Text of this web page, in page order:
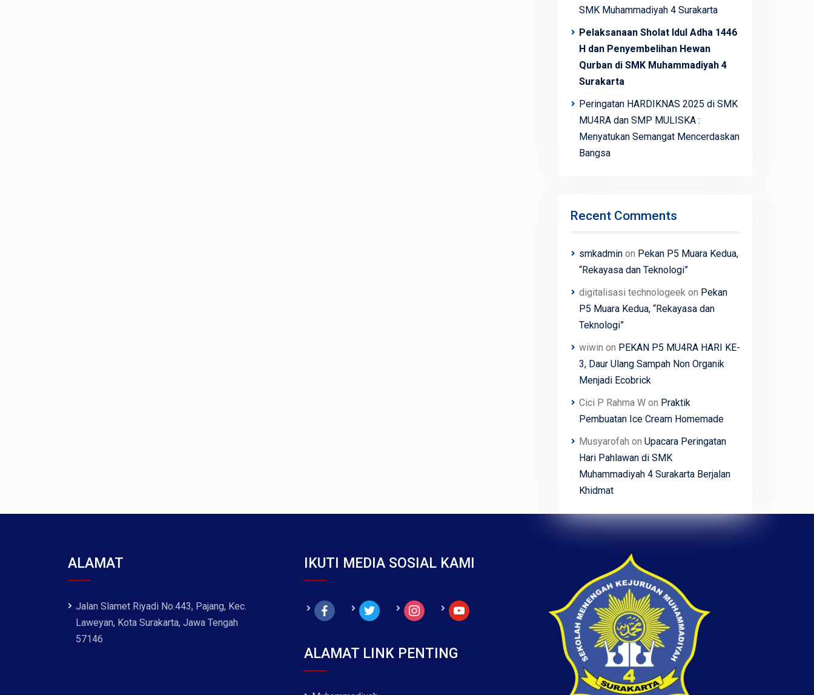
SMK Muhammadiyah 4 Surakarta
Pelaksanaan Sholat Idul Adha 1446
H dan Penyembelihan Hewan
Qurban di SMK Muhammadiyah 4
Surakarta
Peringatan HARDIKNAS 2025 di SMK
MU4RA dan SMP MULISKA :
Menyatukan Semangat Mencerdaskan
Bangsa
Recent Comments
smkadmin on Pekan P5 Muara Kedua,
“Rekayasa dan Teknologi”
digitalisasi technologeek on Pekan
P5 Muara Kedua, “Rekayasa dan
Teknologi”
wiwin on PEKAN P5 MU4RA HARI KE-
3, Daur Ulang Sampah Non Organik
Menjadi Ecobrick
Cici P Rahma W on Praktik
Pembuatan Ice Cream Homemade
Musyarofah on Upacara Peringatan
Hari Pahlawan di SMK
Muhammadiyah 4 Surakarta Berjalan
Khidmat
ALAMAT
Jalan Slamet Riyadi No.443, Pajang, Kec.
Laweyan, Kota Surakarta, Jawa Tengah
57146
IKUTI MEDIA SOSIAL KAMI
facebook twitter instagram youtube
ALAMAT LINK PENTING